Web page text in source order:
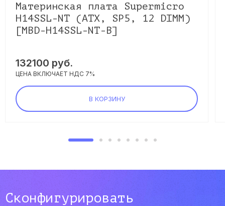
Материнская плата Supermicro
H14SSL-NT (ATX, SP5, 12 DIMM)
[MBD-H14SSL-NT-B]
132100 руб.
ЦЕНА ВКЛЮЧАЕТ НДС 7%
В КОРЗИНУ
Сконфигурировать